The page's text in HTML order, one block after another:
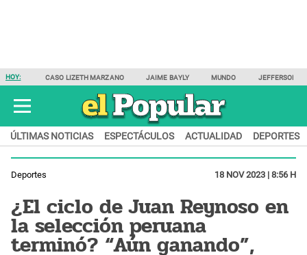
HOY: CASO LIZETH MARZANO JAIME BAYLY MUNDO JEFFERSON
ÚLTIMAS NOTICIAS ESPECTÁCULOS ACTUALIDAD DEPORTES
Deportes 18 NOV 2023 | 8:56 H
¿El ciclo de Juan Reynoso en
la selección peruana
terminó? “Aún ganando”,